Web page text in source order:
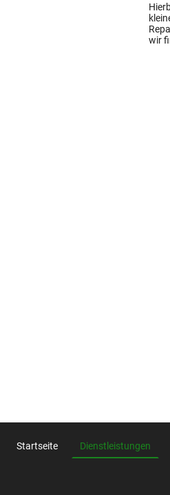
wir
Startseite Dienstleistungen